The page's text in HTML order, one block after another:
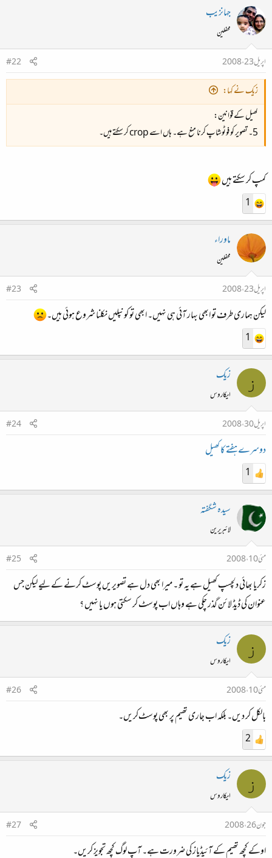
جہانزیب
محفلین
اپریل 23، 2008
#22
زیک نے کہا:
کھیل کے قوانین:
5۔ تصویر کو فوٹوشاپ کرنا منع ہے۔ ہاں اسے crop کر سکتے ہیں۔
کمپ کر سکتے ہیں
1
ماوراء
محفلین
اپریل 23، 2008
#23
لیکن ہماری طرف تو ابھی بہار آئی ہی نہیں۔ ابھی تو کونپلیں نکلنا شروع ہوئی ہیں۔
1
ز زیک
ایکاروس
اپریل 30، 2008
#24
دوسرے ہفتے کا کھیل
1
سیدہ شگفتہ
لائبریرین
مئی 10، 2008
#25
زکریا بھائی دلچسپ کھیل ہے یہ تو ۔ میرا بھی دل ہے تصویریں پوسٹ کرنے کے لیے لیکن جس
عنوان کی ڈیڈ لائن گذر چکی ہے وہاں اب پوسٹ کر سکتی ہوں یا نہیں ؟
ز زیک
ایکاروس
مئی 10، 2008
#26
بالکل کر دیں۔ بلکہ اب جاری تھیم پر بھی پوسٹ‌کریں۔
2
ز زیک
ایکاروس
جون 26، 2008
#27
اوکے کچھ تھیم کے آئیڈیاز کی ضرورت ہے۔ آپ لوگ کچھ تجویز کریں۔